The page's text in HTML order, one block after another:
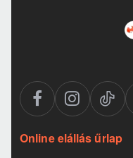
Online elállás űrlap